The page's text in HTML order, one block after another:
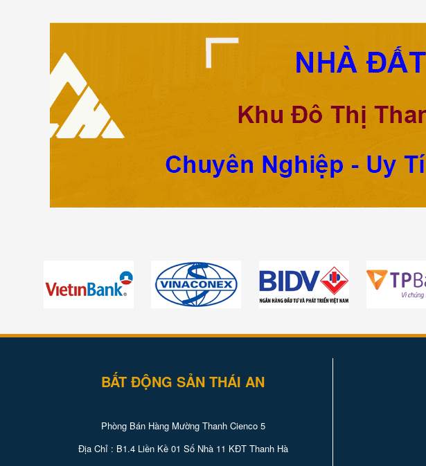
BẤT ĐỘNG SẢN THÁI AN
Phòng Bán Hàng Mường Thanh Cienco 5
Địa Chỉ : B1.4 Liền Kề 01 Số Nhà 11 KĐT Thanh Hà